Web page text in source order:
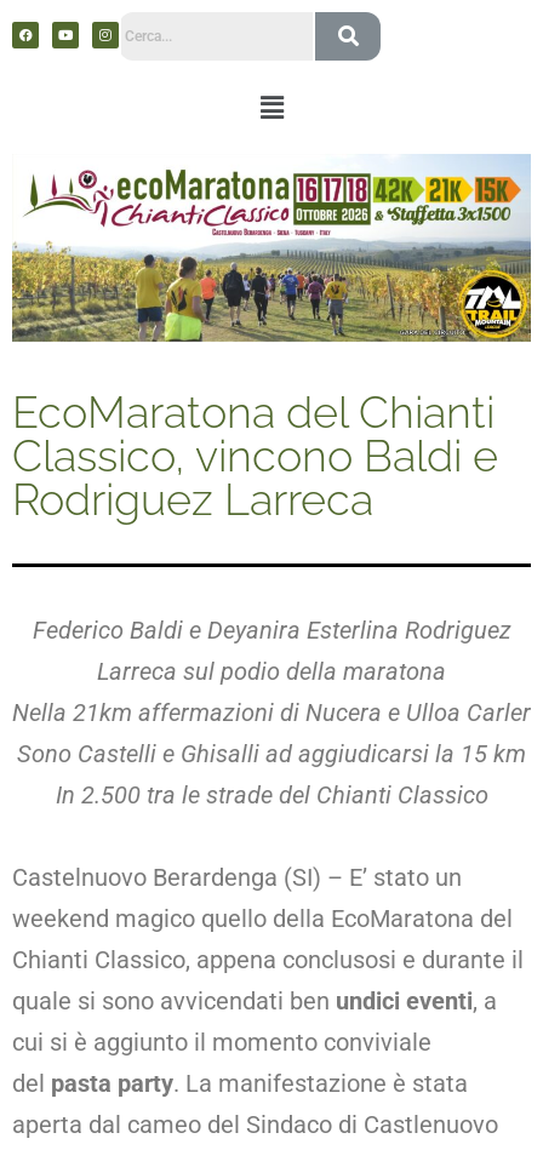
EcoMaratona del Chianti
Classico, vincono Baldi e
Rodriguez Larreca
Federico Baldi e Deyanira Esterlina Rodriguez
Larreca sul podio della maratona
Nella 21km affermazioni di Nucera e Ulloa Carler
Sono Castelli e Ghisalli ad aggiudicarsi la 15 km
In 2.500 tra le strade del Chianti Classico
Castelnuovo Berardenga (SI) – E’ stato un
weekend magico quello della EcoMaratona del
Chianti Classico, appena conclusosi e durante il
quale si sono avvicendati ben undici eventi, a
cui si è aggiunto il momento conviviale
del pasta party. La manifestazione è stata
aperta dal cameo del Sindaco di Castlenuovo